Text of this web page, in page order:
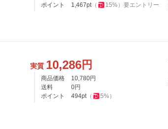
ポイント
1,467pt（ 15%） 要エントリー
実質 10,286円
商品価格 10,780円
送料
0円
ポイント
494pt（ 5%）